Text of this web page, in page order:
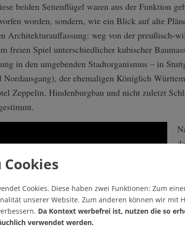
beiden Seitenflügel waren aus der Funktion
worden, sondern, wie ein Blick auf alte
Architekturauffassung: weg von der preußisch-
freien Spiel unterschiedlicher kubischer
in den umgebenden Stadtorganismus – in
Nordausgang), der ehemaligen Königlich
Zeppelin, Hindenburgbau und nicht zuletzt
Cookies. Diese haben zwei Funktionen: Zum
unserer Website. Zum anderen können wir mit
Da Kontext werbefrei ist, nutzen die so
verwendet werden.